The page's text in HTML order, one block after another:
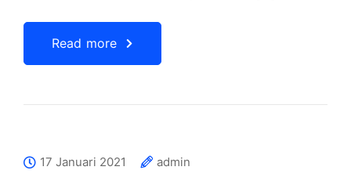
Read more
17 Januari 2021
admin